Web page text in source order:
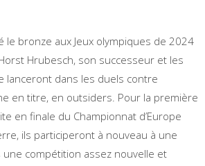
le bronze aux Jeux olympiques de 2024
Hrubesch, son successeur et les
lanceront dans les duels contre
en titre, en outsiders. Pour la première
en finale du Championnat d’Europe
ils participeront à nouveau à une
compétition assez nouvelle et